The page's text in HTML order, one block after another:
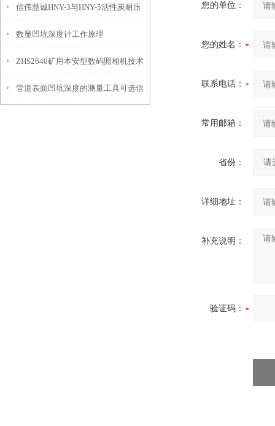
免测试过程中测针移动导致数据变动
信伟慧诚HNY-3与HNY-5活性炭耐压
强度测定仪技术参数！
数显凹坑深度计工作原理
ZHS2640矿用本安型数码照相机技术
参数！
管道表面凹坑深度的测量工具可选信
您的单位：
您的姓名：
联系电话：
常用邮箱：
省份：
详细地址：
补充说明：
验证码：